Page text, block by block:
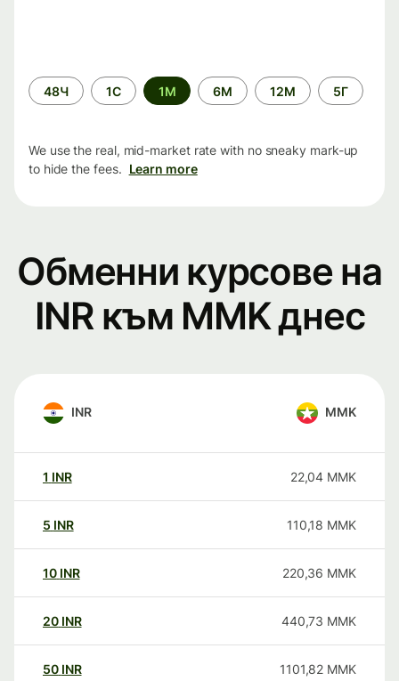
Time
period
48Ч 1С 1М 6М 12М 5Г
We use the real, mid-market rate with no sneaky mark-up
to hide the fees. Learn more
Обменни курсове на
INR към MMK днес
INR MMK
1 INR 22,04 MMK
5 INR 110,18 MMK
10 INR 220,36 MMK
20 INR 440,73 MMK
50 INR 1101,82 MMK